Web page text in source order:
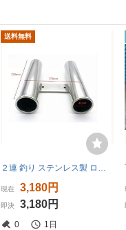
送料無料
２連 釣り ステンレス製 ロッドホルダー 竿置き 竿受け ロットスタンド 船 釣り 海 釣り竿 スタンド ボート 用品 ロッドラック ロッド
現在 3,180円
即決 3,180円
0 1日